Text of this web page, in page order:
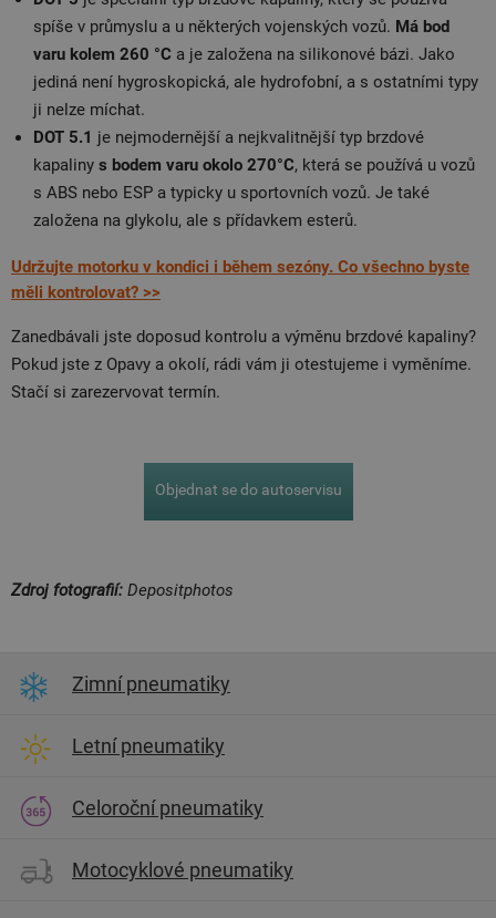
spíše v průmyslu a u některých vojenských vozů. Má bod
varu kolem 260 °C a je založena na silikonové bázi. Jako
jediná není hygroskopická, ale hydrofobní, a s ostatními typy
ji nelze míchat.
DOT 5.1 je nejmodernější a nejkvalitnější typ brzdové
kapaliny s bodem varu okolo 270°C, která se používá u vozů
s ABS nebo ESP a typicky u sportovních vozů. Je také
založena na glykolu, ale s přídavkem esterů.
Udržujte motorku v kondici i během sezóny. Co všechno byste
měli kontrolovat? >>
Zanedbávali jste doposud kontrolu a výměnu brzdové kapaliny?
Pokud jste z Opavy a okolí, rádi vám ji otestujeme i vyměníme.
Stačí si zarezervovat termín.
Objednat se do autoservisu
Zdroj fotografií: Depositphotos
Zimní pneumatiky
Letní pneumatiky
Celoroční pneumatiky
Motocyklové pneumatiky